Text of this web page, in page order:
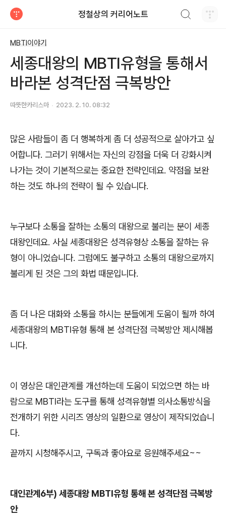
정철상의 커리어노트
MBTI이야기
세종대왕의 MBTI유형을 통해서
바라본 성격단점 극복방안
따뜻한카리스마 2023. 2. 10. 08:32
많은 사람들이 좀 더 행복하게 좀 더 성공적으로 살아가고 싶
어합니다. 그러기 위해서는 자신의 강점을 더욱 더 강화시켜
나가는 것이 기본적으로는 중요한 전략인데요. 약점을 보완
하는 것도 하나의 전략이 될 수 있습니다.
누구보다 소통을 잘하는 소통의 대왕으로 불리는 분이 세종
대왕인데요. 사실 세종대왕은 성격유형상 소통을 잘하는 유
형이 아니었습니다. 그럼에도 불구하고 소통의 대왕으로까지
불리게 된 것은 그의 화법 때문입니다.
좀 더 나은 대화와 소통을 하시는 분들에게 도움이 될까 하여
세종대왕의 MBTI유형 통해 본 성격단점 극복방안 제시해봅
니다.
이 영상은 대인관계를 개선하는데 도움이 되었으면 하는 바
람으로 MBTI라는 도구를 통해 성격유형별 의사소통방식을
전개하기 위한 시리즈 영상의 일환으로 영상이 제작되었습니
다.
끝까지 시청해주시고 구독과 좋아요로 응원해주세요~~
대인관계6부) 세종대왕 MBTI유형 통해 본 성격단점 극복방
안